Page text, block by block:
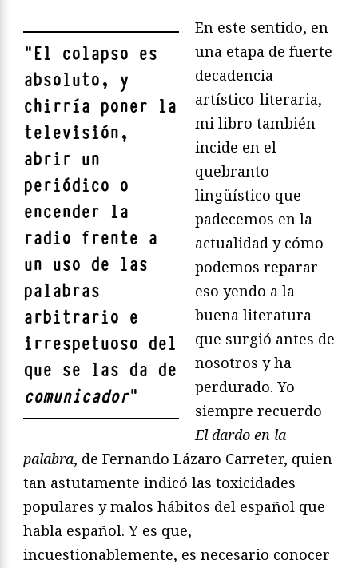
"El colapso es
absoluto, y
chirría poner la
televisión,
abrir un
periódico o
encender la
radio frente a
un uso de las
palabras
arbitrario e
irrespetuoso del
que se las da de
comunicador"
En este sentido, en
una etapa de fuerte
decadencia
artístico-literaria,
mi libro también
incide en el
quebranto
lingüístico que
padecemos en la
actualidad y cómo
podemos reparar
eso yendo a la
buena literatura
que surgió antes de
nosotros y ha
perdurado. Yo
siempre recuerdo
El dardo en la
palabra, de Fernando Lázaro Carreter, quien
tan astutamente indicó las toxicidades
populares y malos hábitos del español que
habla español. Y es que,
incuestionablemente, es necesario conocer